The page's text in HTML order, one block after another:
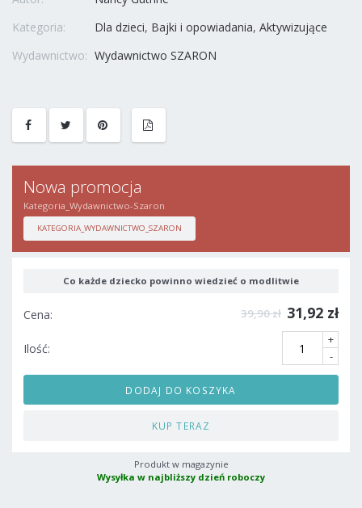
Kategoria:
Dla dzieci Bajki i opowiadania Aktywizujące
Wydawnictwo: Wydawnictwo SZARON
Nowa promocja
Kategoria_Wydawnictwo-Szaron
KATEGORIA_WYDAWNICTWO_SZARON
Co każde dziecko powinno wiedzieć o modlitwie
Cena: 39,90 zł 31,92 zł
Ilość:
+
-
DODAJ DO KOSZYKA
KUP TERAZ
Produkt w magazynie
Wysyłka w najbliższy dzień roboczy